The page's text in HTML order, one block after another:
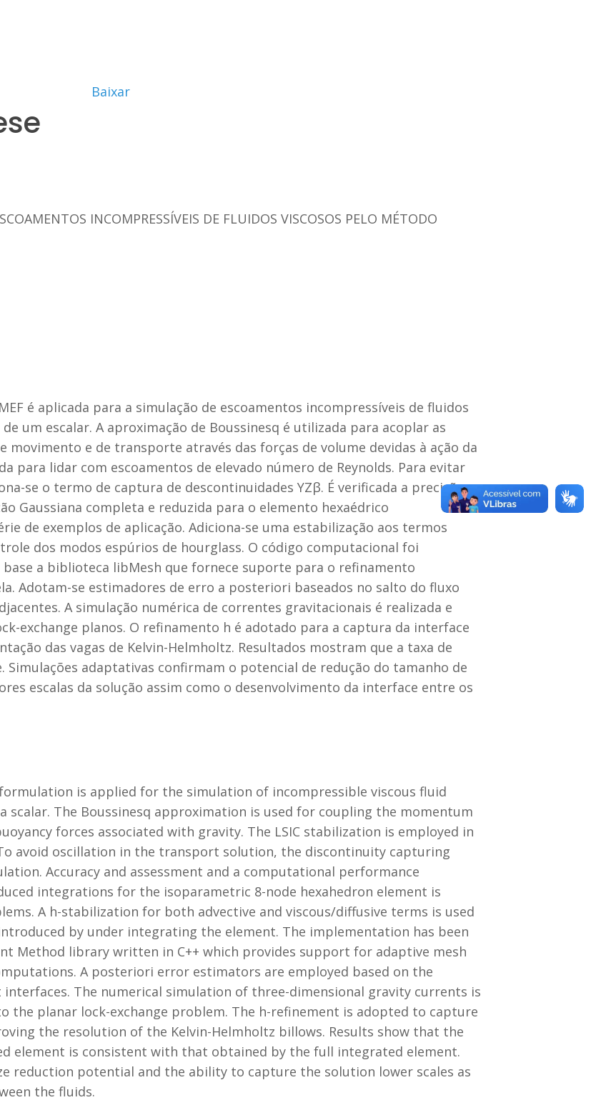
Baixar
INCOMPRESSÍVEIS DE FLUIDOS VISCOSOS PELO MÉTODO
é aplicada para a simulação de escoamentos incompressíveis de fluidos
um escalar. A aproximação de Boussinesq é utilizada para acoplar as
movimento e de transporte através das forças de volume devidas à ação da
para lidar com escoamentos de elevado número de Reynolds. Para evitar
se o termo de captura de descontinuidades YZβ. É verificada a precisão e
Gaussiana completa e reduzida para o elemento hexaédrico
de exemplos de aplicação. Adiciona-se uma estabilização aos termos
dos modos espúrios de hourglass. O código computacional foi
a biblioteca libMesh que fornece suporte para o refinamento
Adotam-se estimadores de erro a posteriori baseados no salto do fluxo
A simulação numérica de correntes gravitacionais é realizada e
exchange planos. O refinamento h é adotado para a captura da interface
das vagas de Kelvin-Helmholtz. Resultados mostram que a taxa de
Simulações adaptativas confirmam o potencial de redução do tamanho de
escalas da solução assim como o desenvolvimento da interface entre os
formulation is applied for the simulation of incompressible viscous fluid
scalar. The Boussinesq approximation is used for coupling the momentum
forces associated with gravity. The LSIC stabilization is employed in
avoid oscillation in the transport solution, the discontinuity capturing
Accuracy and assessment and a computational performance
integrations for the isoparametric 8-node hexahedron element is
A h-stabilization for both advective and viscous/diffusive terms is used
by under integrating the element. The implementation has been
Method library written in C++ which provides support for adaptive mesh
A posteriori error estimators are employed based on the
The numerical simulation of three-dimensional gravity currents is
the planar lock-exchange problem. The h-refinement is adopted to capture
the resolution of the Kelvin-Helmholtz billows. Results show that the
element is consistent with that obtained by the full integrated element.
reduction potential and the ability to capture the solution lower scales as
the fluids.